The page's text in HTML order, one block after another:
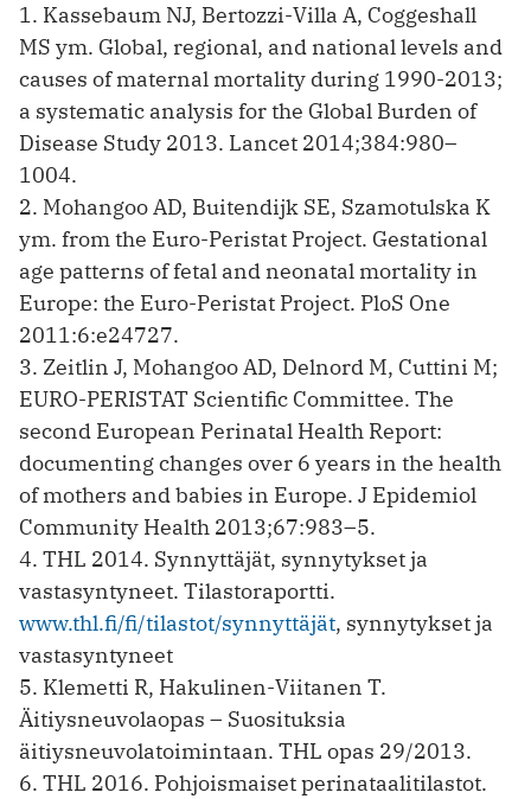
1. Kassebaum NJ, Bertozzi-Villa A, Coggeshall
MS ym. Global, regional, and national levels and
causes of maternal mortality during 1990-2013;
a systematic analysis for the Global Burden of
Disease Study 2013. Lancet 2014;384:980–
1004.
2. Mohangoo AD, Buitendijk SE, Szamotulska K
ym. from the Euro-Peristat Project. Gestational
age patterns of fetal and neonatal mortality in
Europe: the Euro-Peristat Project. PloS One
2011:6:e24727.
3. Zeitlin J, Mohangoo AD, Delnord M, Cuttini M;
EURO-PERISTAT Scientific Committee. The
second European Perinatal Health Report:
documenting changes over 6 years in the health
of mothers and babies in Europe. J Epidemiol
Community Health 2013;67:983–5.
4. THL 2014. Synnyttäjät, synnytykset ja
vastasyntyneet. Tilastoraportti.
www.thl.fi/fi/tilastot/synnyttäjät, synnytykset ja
vastasyntyneet
5. Klemetti R, Hakulinen-Viitanen T.
Äitiysneuvolaopas – Suosituksia
äitiysneuvolatoimintaan. THL opas 29/2013.
6. THL 2016. Pohjoismaiset perinataalitilastot.